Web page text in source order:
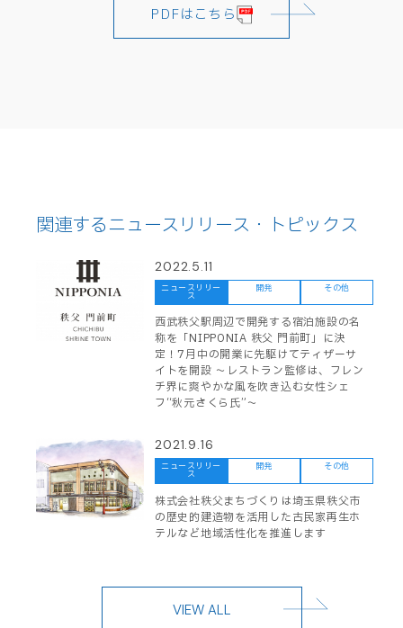
PDFはこちら
関連するニュースリリース・トピックス
2022.5.11
ニュースリリー
ス
開発 その他
西武秩父駅周辺で開発する宿泊施設の名
称を「NIPPONIA 秩父 門前町」に決
定！7月中の開業に先駆けてティザーサ
イトを開設 ～レストラン監修は、フレン
チ界に爽やかな風を吹き込む女性シェ
フ“秋元さくら氏”～
2021.9.16
ニュースリリー
ス
開発 その他
株式会社秩父まちづくりは埼玉県秩父市
の歴史的建造物を活用した古民家再生ホ
テルなど地域活性化を推進します
VIEW ALL